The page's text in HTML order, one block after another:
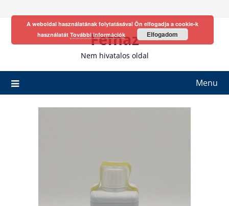
Fefhaz
Nem hivatalos oldal
Menu
A weboldal használatának folytatásával Ön elfogadja a cookie-k
használatát További információk Elfogadom